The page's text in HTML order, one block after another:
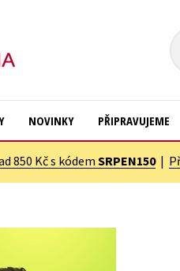
Cestování
Dárkové zboží
NOVINKY PŘIPRAVUJEME
850 Kč s kódem SRPEN150|